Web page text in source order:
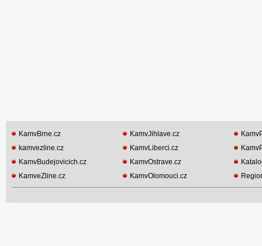
KamvBrne.cz
kamvezline.cz
KamvBudejovicich.cz
KamveZline.cz
KamvJihlave.cz
KamvLiberci.cz
KamvOstrave.cz
KamvOlomouci.cz